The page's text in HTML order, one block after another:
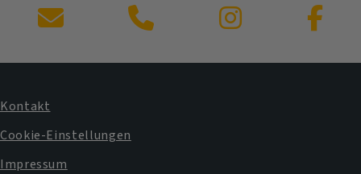
Kontaktformular
Fußbereichsmenü
Kontakt
Cookie-Einstellungen
Impressum